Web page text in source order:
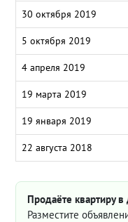
30 октября 2019
5 октября 2019
4 апреля 2019
19 марта 2019
19 января 2019
22 августа 2018
Продаёте квартиру
Разместите